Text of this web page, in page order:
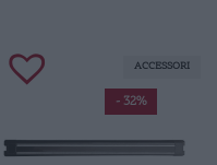
- 32%
ACCESSORI